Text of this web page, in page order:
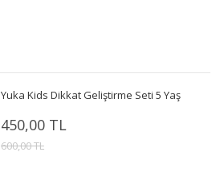
Yuka Kids Dikkat Geliştirme Seti 5 Yaş
450,00 TL
600,00 TL